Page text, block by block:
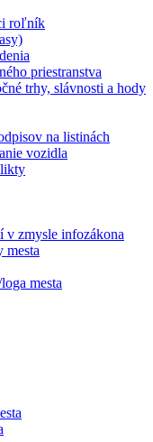
roľník
priestranstva
trhy, slávnosti a hody
na listinách
vozidla
v zmysle infozákona
mesta
mesta